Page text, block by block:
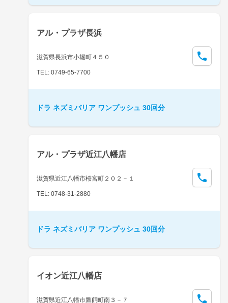
アル・プラザ長浜
滋賀県長浜市小堀町４５０
TEL: 0749-65-7700
ドラ ネズミバリア ワンプッシュ 30回分
アル・プラザ近江八幡店
滋賀県近江八幡市桜宮町２０２－１
TEL: 0748-31-2880
ドラ ネズミバリア ワンプッシュ 30回分
イオン近江八幡店
滋賀県近江八幡市鷹飼町南３－７